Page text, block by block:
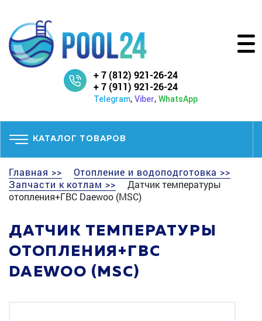
+ 7 (812) 921-26-24
+ 7 (911) 921-26-24
Telegram, Viber, WhatsApp
КАТАЛОГ ТОВАРОВ
Главная >>
Отопление и водоподготовка >>
Запчасти к котлам >>
Датчик температуры
отопления+ГВС Daewoo (MSC)
ДАТЧИК ТЕМПЕРАТУРЫ
ОТОПЛЕНИЯ+ГВС
DAEWOO (MSC)